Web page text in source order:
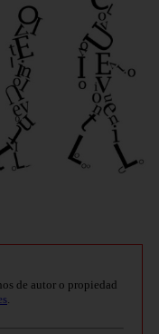
de autor o propiedad
.